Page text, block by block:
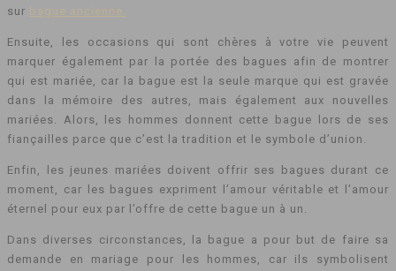
sur
bague ancienne.
Ensuite, les occasions qui sont chères à votre vie peuvent
marquer également par la portée des bagues afin de montrer
qui est mariée, car la bague est la seule marque qui est gravée
dans la mémoire des autres, mais également aux nouvelles
mariées. Alors, les hommes donnent cette bague lors de ses
fiançailles parce que c’est la tradition et le symbole d’union.
Enfin, les jeunes mariées doivent offrir ses bagues durant ce
moment, car les bagues expriment l’amour véritable et l’amour
éternel pour eux par l’offre de cette bague un à un.
Dans diverses circonstances, la bague a pour but de faire sa
demande en mariage pour les hommes, car ils symbolisent